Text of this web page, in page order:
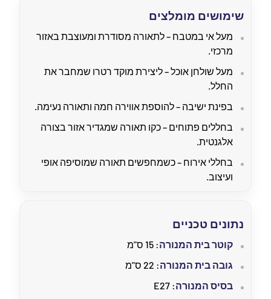
שימושים מומלצים
מעל אי במטבח – לתאורה מסודרת ומעוצבת באזור
מרכזי.
מעל שולחן אוכל – ליצירת מוקד רטרו שמחבר את
החלל.
בפינת ישיבה – להוספת אווירה חמה ותאורה נעימה.
בחללים פתוחים – כקו תאורה שמגדיר אזור בצורה
אלגנטית.
בחללי אירוח – כשמחפשים תאורה שמוסיפה אופי
ועיצוב.
נתונים טכניים
קוטר בית המנורה: 15 ס"מ
גובה בית המנורה: 22 ס"מ
בסיס המנורה: E27